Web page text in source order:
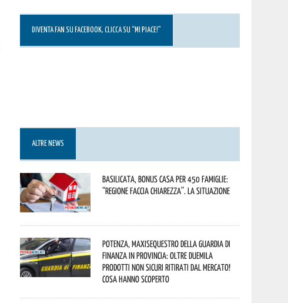
DIVENTA FAN SU FACEBOOK, CLICCA SU “MI PIACE!”
ALTRE NEWS
Basilicata, Bonus casa per 450 famiglie:
“Regione faccia chiarezza”. La situazione
Potenza, maxisequestro della Guardia di
Finanza in provincia: oltre duemila
prodotti non sicuri ritirati dal mercato!
Cosa hanno scoperto